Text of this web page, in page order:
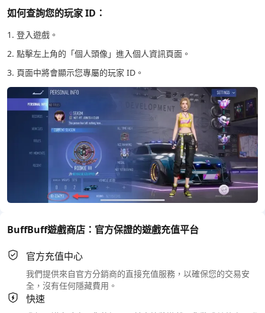
如何查詢您的玩家 ID：
1. 登入遊戲。
2. 點擊左上角的「個人頭像」進入個人資訊頁面。
3. 頁面中將會顯示您專屬的玩家 ID。
BuffBuff遊戲商店：官方保證的遊戲充值平台
官方充值中心
我們提供來自官方分銷商的直接充值服務，以確保您的交易安
全，沒有任何隱藏費用。
快速